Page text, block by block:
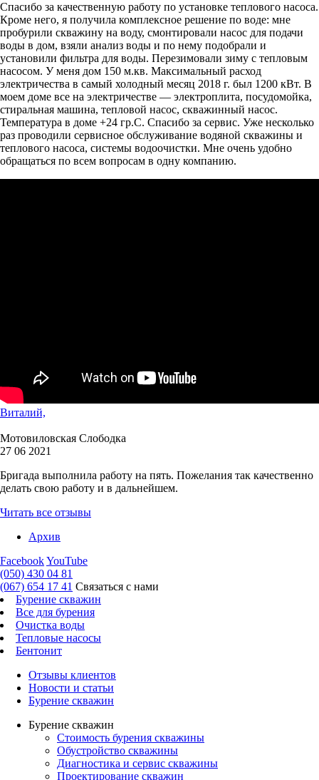
Спасибо за качественную работу по установке теплового насоса.
Кроме него, я получила комплексное решение по воде: мне
пробурили скважину на воду, смонтировали насос для подачи
воды в дом, взяли анализ воды и по нему подобрали и
установили фильтра для воды. Перезимовали зиму с тепловым
насосом. У меня дом 150 м.кв. Максимальный расход
электричества в самый холодный месяц 2018 г. был 1200 кВт. В
моем доме все на электричестве — электроплита, посудомойка,
стиральная машина, тепловой насос, скважинный насос.
Температура в доме +24 гр.С. Спасибо за сервис. Уже несколько
раз проводили сервисное обслуживание водяной скважины и
теплового насоса, системы водоочистки. Мне очень удобно
обращаться по всем вопросам в одну компанию.
Виталий,
Мотовиловская Слободка
27 06 2021
Бригада выполнила работу на пять. Пожелания так качественно
делать свою работу и в дальнейшем.
Читать все отзывы
Архив
FacebookYouTube
(050) 430 04 81
(067) 654 17 41 Связаться с нами
Бурение скважин
Все для бурения
Очистка воды
Тепловые насосы
Бентонит
Отзывы клиентов
Новости и статьи
Бурение скважин
Бурение скважин
Стоимость бурения скважины
Обустройство скважины
Диагностика и сервис скважины
Проектирование скважин